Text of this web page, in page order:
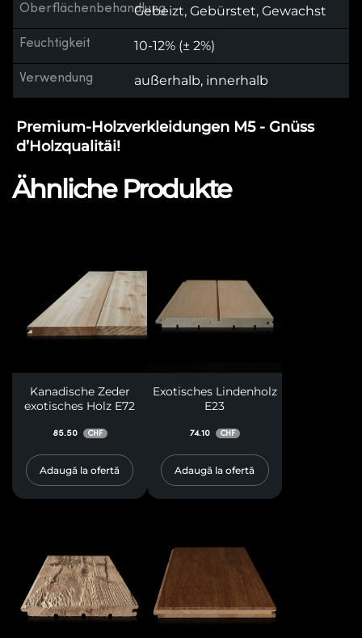
OberflächenbehandlungGebeizt, Gebürstet, Gewachst
Feuchtigkeit 10-12% (± 2%)
Verwendung außerhalb, innerhalb
Premium-Holzverkleidungen M5 - Gnüss
d’Holzqualitäi!
Ähnliche Produkte
Kanadische Zeder
exotisches Holz E72
85.50 CHF
Adaugă la ofertă
Exotisches Lindenholz
E23
74.10 CHF
Adaugă la ofertă